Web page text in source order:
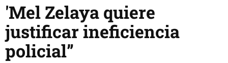
'Mel Zelaya quiere
justificar ineficiencia
policial”